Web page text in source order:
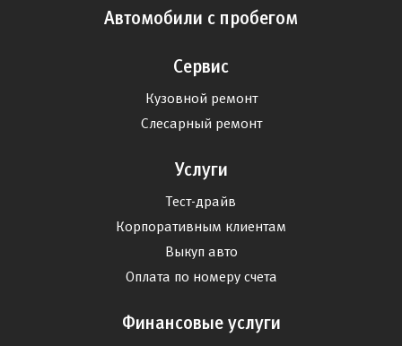
Автомобили с пробегом
Сервис
Кузовной ремонт
Слесарный ремонт
Услуги
Тест-драйв
Корпоративным клиентам
Выкуп авто
Оплата по номеру счета
Финансовые услуги